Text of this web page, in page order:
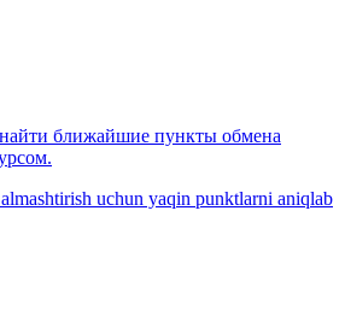
ближайшие пункты обмена
uchun yaqin punktlarni aniqlab